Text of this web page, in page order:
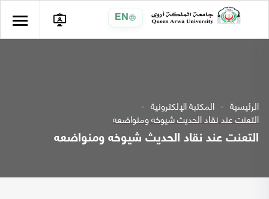
EN
الرئيسية المكتبة الإلكترونية
التعنت عند نقاد الحديث شيوخه ومنواضعه
التعنت عند نقاد الحديث شيوخه ومنواضعه